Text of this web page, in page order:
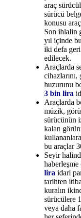
araç
sürücü
konusu
Son ihlalin
yıl içinde
iki defa geri
edilecek.
Araçlarda
huzurunu
3 bin lira
Araçlarda
müzik,
sürücünün
kalan
bu araçlar
Seyir
lira idari
tarihten
kuralın
sürücülere
veya daha